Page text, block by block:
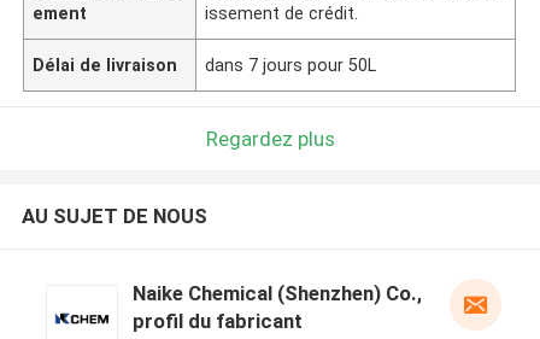
ement
issement de crédit.
Délai de livraison dans 7 jours pour 50L
Regardez plus
AU SUJET DE NOUS
Naike Chemical (Shenzhen) Co., Ltd
profil du fabricant